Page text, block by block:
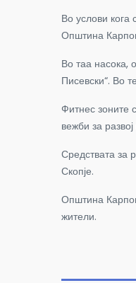
Во услови кога
Општина
Во таа насока,
Писевски“. Во
Фитнес зоните
вежби за
Средствата за
Скопје.
Општина
жители.